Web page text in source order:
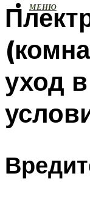
МЕНЮ
уход